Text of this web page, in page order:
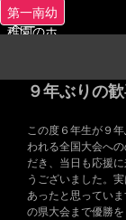
ーム
ペー
第一南幼
稚園のホ
９年ぶりの
この度６年生が９
われる全国大会へ
だき、当日も応援
うございました。
あったと思ってい
の県大会まで優勝